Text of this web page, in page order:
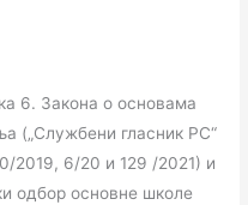
6. Закона о основама
(„Службени гласник РС“
2019, 6/20 и 129 /2021) и
одбор основне школе